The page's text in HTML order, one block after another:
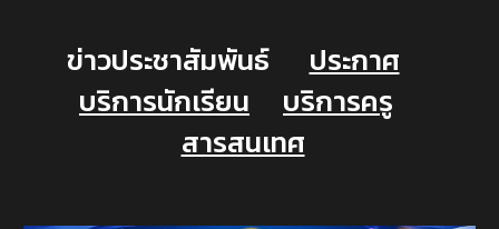
ข่าวประชาสัมพันธ์
ประกาศ
บริการนักเรียน
บริการครู
สารสนเทศ